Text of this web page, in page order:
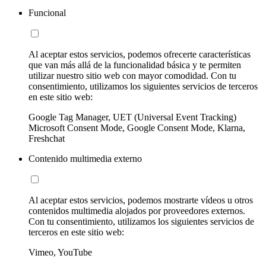
Funcional
Al aceptar estos servicios, podemos ofrecerte características
que van más allá de la funcionalidad básica y te permiten
utilizar nuestro sitio web con mayor comodidad. Con tu
consentimiento, utilizamos los siguientes servicios de terceros
en este sitio web:
Google Tag Manager, UET (Universal Event Tracking)
Microsoft Consent Mode, Google Consent Mode, Klarna,
Freshchat
Contenido multimedia externo
Al aceptar estos servicios, podemos mostrarte vídeos u otros
contenidos multimedia alojados por proveedores externos.
Con tu consentimiento, utilizamos los siguientes servicios de
terceros en este sitio web:
Vimeo, YouTube